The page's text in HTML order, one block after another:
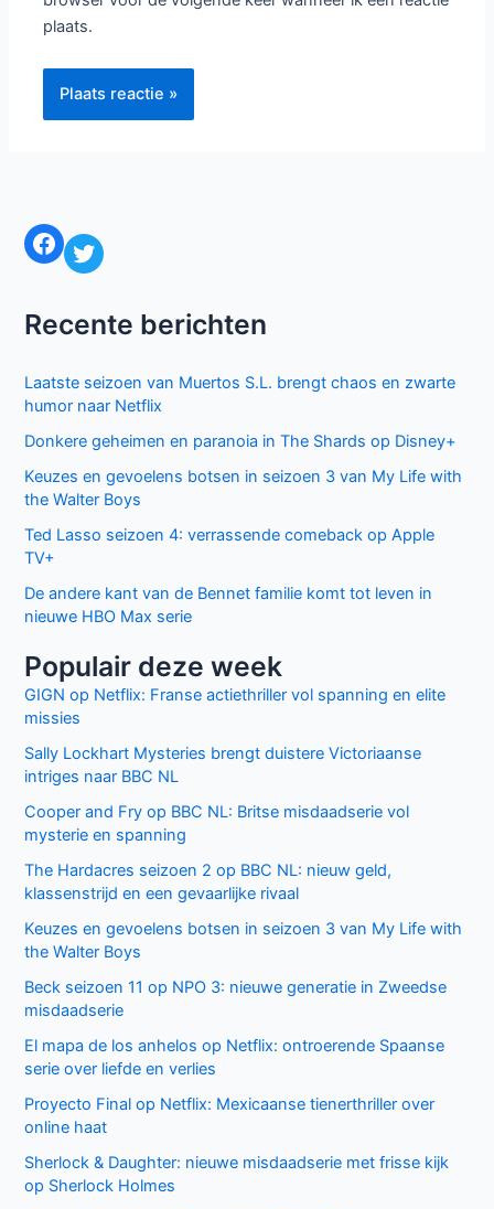
plaats.
Facebook Twitter
Recente berichten
Laatste seizoen van Muertos S.L. brengt chaos en zwarte
humor naar Netflix
Donkere geheimen en paranoia in The Shards op Disney+
Keuzes en gevoelens botsen in seizoen 3 van My Life with
the Walter Boys
Ted Lasso seizoen 4: verrassende comeback op Apple
TV+
De andere kant van de Bennet familie komt tot leven in
nieuwe HBO Max serie
Populair deze week
GIGN op Netflix: Franse actiethriller vol spanning en elite
missies
Sally Lockhart Mysteries brengt duistere Victoriaanse
intriges naar BBC NL
Cooper and Fry op BBC NL: Britse misdaadserie vol
mysterie en spanning
The Hardacres seizoen 2 op BBC NL: nieuw geld,
klassenstrijd en een gevaarlijke rivaal
Keuzes en gevoelens botsen in seizoen 3 van My Life with
the Walter Boys
Beck seizoen 11 op NPO 3: nieuwe generatie in Zweedse
misdaadserie
El mapa de los anhelos op Netflix: ontroerende Spaanse
serie over liefde en verlies
Proyecto Final op Netflix: Mexicaanse tienerthriller over
online haat
Sherlock & Daughter: nieuwe misdaadserie met frisse kijk
op Sherlock Holmes